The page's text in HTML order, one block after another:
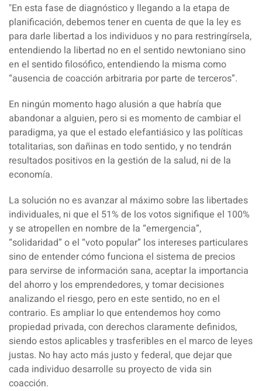
"En esta fase de diagnóstico y llegando a la etapa de
planificación, debemos tener en cuenta de que la ley es
para darle libertad a los individuos y no para restringírsela,
entendiendo la libertad no en el sentido newtoniano sino
en el sentido filosófico, entendiendo la misma como
“ausencia de coacción arbitraria por parte de terceros”.
En ningún momento hago alusión a que habría que
abandonar a alguien, pero si es momento de cambiar el
paradigma, ya que el estado elefantiásico y las políticas
totalitarias, son dañinas en todo sentido, y no tendrán
resultados positivos en la gestión de la salud, ni de la
economía.
La solución no es avanzar al máximo sobre las libertades
individuales, ni que el 51% de los votos signifique el 100%
y se atropellen en nombre de la “emergencia”,
“solidaridad” o el “voto popular” los intereses particulares
sino de entender cómo funciona el sistema de precios
para servirse de información sana, aceptar la importancia
del ahorro y los emprendedores, y tomar decisiones
analizando el riesgo, pero en este sentido, no en el
contrario. Es ampliar lo que entendemos hoy como
propiedad privada, con derechos claramente definidos,
siendo estos aplicables y trasferibles en el marco de leyes
justas. No hay acto más justo y federal, que dejar que
cada individuo desarrolle su proyecto de vida sin
coacción.